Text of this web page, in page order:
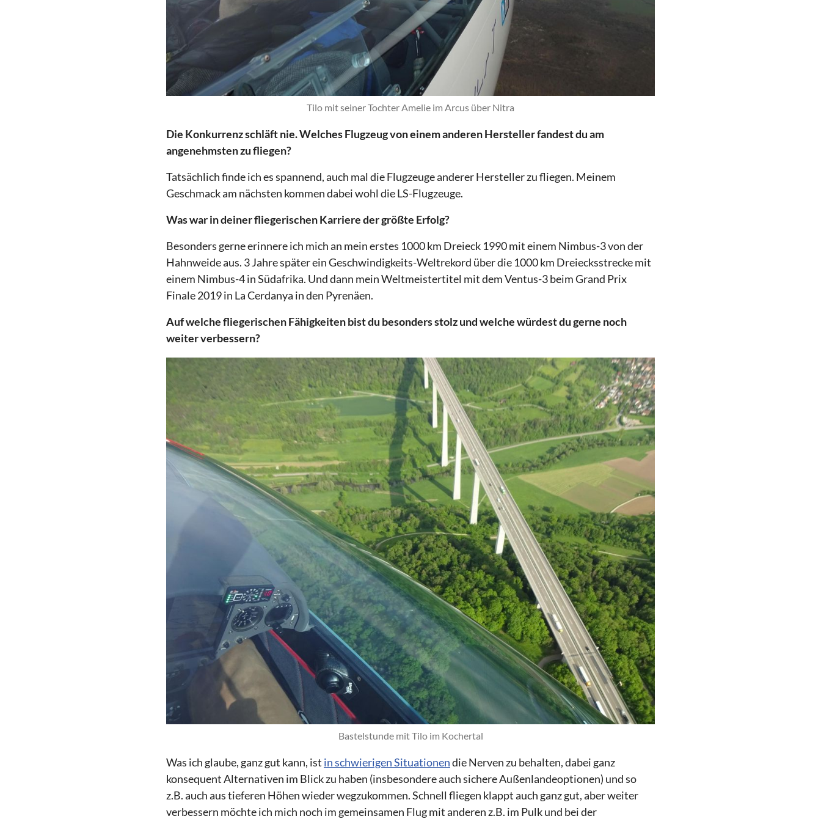
Tilo mit seiner Tochter Amelie im Arcus über Nitra
Die Konkurrenz schläft nie. Welches Flugzeug von einem anderen Hersteller fandest du am
angenehmsten zu fliegen?
Tatsächlich finde ich es spannend, auch mal die Flugzeuge anderer Hersteller zu fliegen. Meinem
Geschmack am nächsten kommen dabei wohl die LS-Flugzeuge.
Was war in deiner fliegerischen Karriere der größte Erfolg?
Besonders gerne erinnere ich mich an mein erstes 1000 km Dreieck 1990 mit einem Nimbus-3 von der
Hahnweide aus. 3 Jahre später ein Geschwindigkeits-Weltrekord über die 1000 km Dreiecksstrecke mit
einem Nimbus-4 in Südafrika. Und dann mein Weltmeistertitel mit dem Ventus-3 beim Grand Prix
Finale 2019 in La Cerdanya in den Pyrenäen.
Auf welche fliegerischen Fähigkeiten bist du besonders stolz und welche würdest du gerne noch
weiter verbessern?
Bastelstunde mit Tilo im Kochertal
Was ich glaube, ganz gut kann, ist in schwierigen Situationendie Nerven zu behalten, dabei ganz
konsequent Alternativen im Blick zu haben (insbesondere auch sichere Außenlandeoptionen) und so
z.B. auch aus tieferen Höhen wieder wegzukommen. Schnell fliegen klappt auch ganz gut, aber weiter
verbessern möchte ich mich noch im gemeinsamen Flug mit anderen z.B. im Pulk und bei der